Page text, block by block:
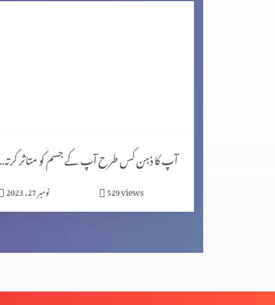
مصروف دنیا میں پھلدار زندگی گزارنا (1-1)
اپنے دُکھ کوضائع نہ کریں (2-2)
آپ کا ذہن کس طرح آپ کے جسم کو متاثر کرتا ہے (پارٹ 2)
نومبر 27, 2023 529views